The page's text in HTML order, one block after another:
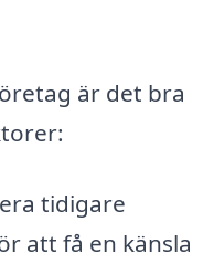
är det bra
tidigare
att få en känsla